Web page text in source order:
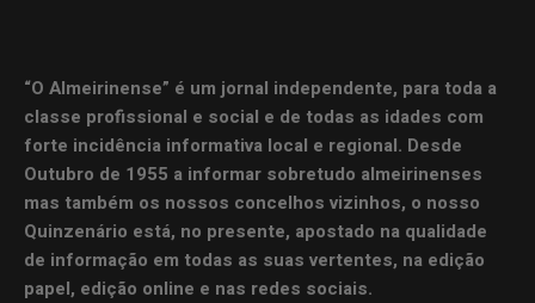
“O Almeirinense” é um jornal independente, para toda a
classe profissional e social e de todas as idades com
forte incidência informativa local e regional. Desde
Outubro de 1955 a informar sobretudo almeirinenses
mas também os nossos concelhos vizinhos, o nosso
Quinzenário está, no presente, apostado na qualidade
de informação em todas as suas vertentes, na edição
papel, edição online e nas redes sociais.